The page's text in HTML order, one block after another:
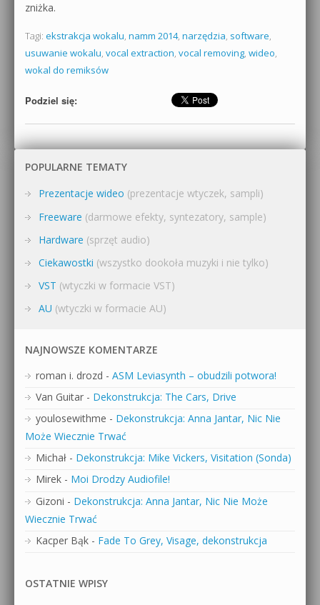
zniżka.
Tagi: ekstrakcja wokalu, namm 2014, narzędzia, software,
usuwanie wokalu, vocal extraction, vocal removing, wideo,
wokal do remiksów
Podziel się:
POPULARNE TEMATY
Prezentacje wideo (prezentacje wtyczek, sampli)
Freeware (darmowe efekty, syntezatory, sample)
Hardware (sprzęt audio)
Ciekawostki (wszystko dookoła muzyki i nie tylko)
VST (wtyczki w formacie VST)
AU (wtyczki w formacie AU)
NAJNOWSZE KOMENTARZE
roman i. drozd - ASM Leviasynth – obudzili potwora!
Van Guitar - Dekonstrukcja: The Cars, Drive
youlosewithme - Dekonstrukcja: Anna Jantar, Nic Nie
Może Wiecznie Trwać
Michał - Dekonstrukcja: Mike Vickers, Visitation (Sonda)
Mirek - Moi Drodzy Audiofile!
Gizoni - Dekonstrukcja: Anna Jantar, Nic Nie Może
Wiecznie Trwać
Kacper Bąk - Fade To Grey, Visage, dekonstrukcja
OSTATNIE WPISY